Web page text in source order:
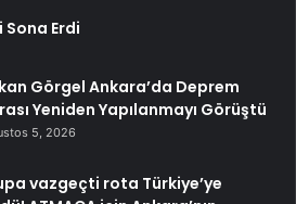
Sona Erdi
Görgel Ankara’da Deprem
Yeniden Yapılanmayı Görüştü
5, 2026
vazgeçti rota Türkiye’ye